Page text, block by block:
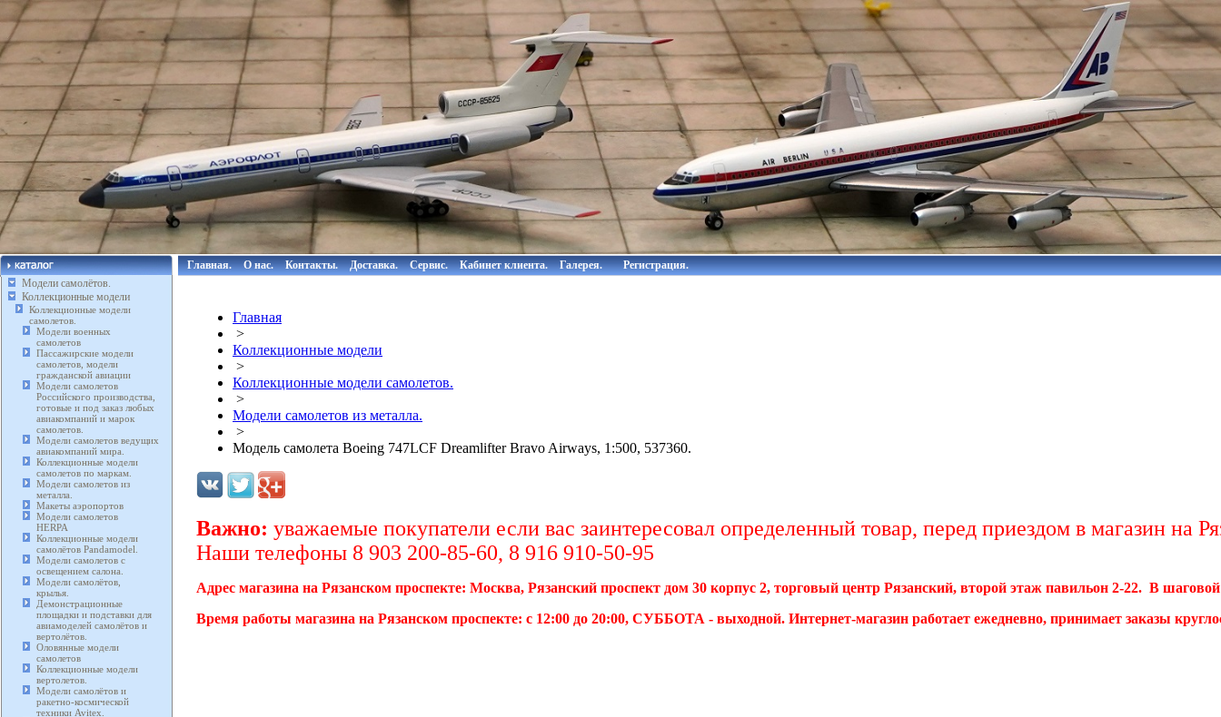
Модели самолётов.
Коллекционные модели
Коллекционные модели
самолетов.
Модели военных
самолетов
Пассажирские модели
самолетов, модели
гражданской авиации
Модели самолетов
Российского производства,
готовые и под заказ любых
авиакомпаний и марок
самолетов.
Модели самолетов ведущих
авиакомпаний мира.
Коллекционные модели
самолетов по маркам.
Модели самолетов из
металла.
Макеты аэропортов
Модели самолетов
HERPA
Коллекционные модели
самолётов Pandamodel.
Модели самолетов с
освещением салона.
Модели самолётов,
крылья.
Демонстрационные
площадки и подставки для
авиамоделей самолётов и
вертолётов.
Оловянные модели
самолетов
Коллекционные модели
вертолетов.
Модели самолётов и
ракетно-космической
техники Avitex.
Главная. О нас. Контакты. Доставка. Сервис. Кабинет клиента. Галерея. Регистрация.
Главная
>
Коллекционные модели
>
Коллекционные модели самолетов.
>
Модели самолетов из металла.
>
Модель самолета Boeing 747LCF Dreamlifter Bravo Airways, 1:500, 537360.
Важно: уважаемые покупатели если вас заинтересовал определенный товар, перед приездом в магазин на
Наши телефоны 8 903 200-85-60, 8 916 910-50-95
Адрес магазина на Рязанском проспекте: Москва, Рязанский проспект дом 30 корпус 2, торговый центр Рязанский, второй этаж павильон 2-22. В
Время работы магазина на Рязанском проспекте: с 12:00 до 20:00, СУББОТА - выходной. Интернет-магазин работает ежедневно, принимает заказы